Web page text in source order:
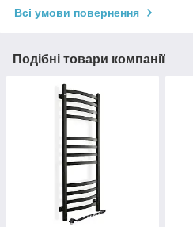
Всі умови повернення
Подібні товари компанії